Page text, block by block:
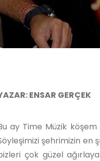
ENSAR GERÇEK
ay Time Müzik
şehrimizin en
çok güzel